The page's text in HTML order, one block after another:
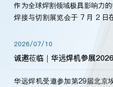
作为全球焊割领域极具影响力
焊接与切割展览会于 7 月 2 日
标准，持之以恒研发新产品、
海内外客户为目睹公司发布的
2026/07/10
诚邀莅临｜华远焊机参展
华远焊机受邀参加第29届北京